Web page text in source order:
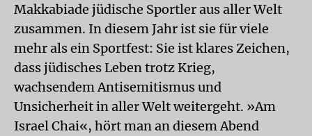
Makkabiade jüdische Sportler aus aller Welt
zusammen. In diesem Jahr ist sie für viele
mehr als ein Sportfest: Sie ist klares Zeichen,
dass jüdisches Leben trotz Krieg,
wachsendem Antisemitismus und
Unsicherheit in aller Welt weitergeht. »Am
Israel Chai«, hört man an diesem Abend